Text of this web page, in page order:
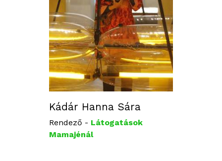
Kádár Hanna Sára
Rendező - Látogatások
Mamajénál